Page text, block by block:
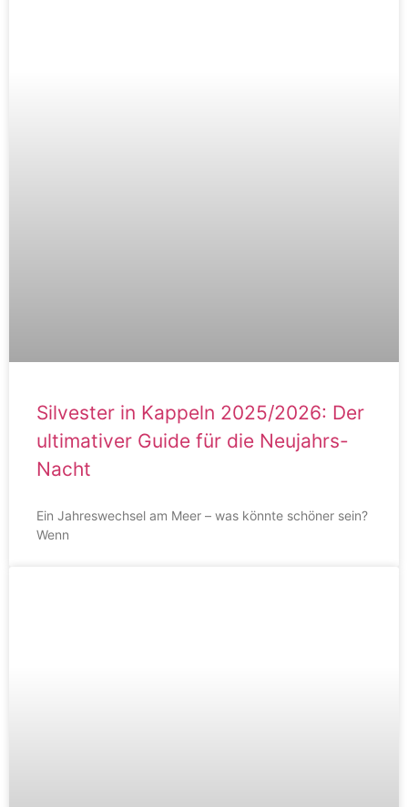
Silvester in Kappeln 2025/2026: Der
ultimativer Guide für die Neujahrs-
Nacht
Ein Jahreswechsel am Meer – was könnte schöner sein?
Wenn